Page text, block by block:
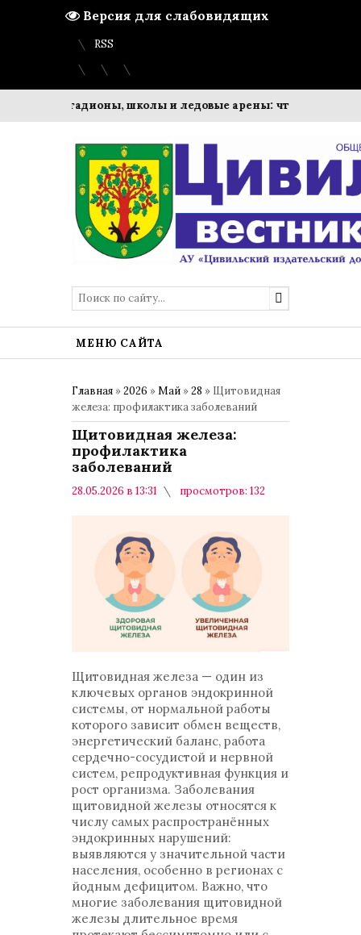
Версия для слабовидящих
Вход Регистрация
Карта сайта
RSS
Стадионы, школы и ледовые арены: что строит ПМК-8
МЕНЮ САЙТА
Главная »2026 »Май »28 » Щитовидная
железа: профилактика заболеваний
Щитовидная железа:
профилактика
заболеваний
28.05.2026 в 13:31
просмотров: 132
Щитовидная железа — один из
ключевых органов эндокринной
системы, от нормальной работы
которого зависит обмен веществ,
энергетический баланс, работа
сердечно-сосудистой и нервной
систем, репродуктивная функция и
рост организма. Заболевания
щитовидной железы относятся к
числу самых распространённых
эндокринных нарушений:
выявляются у значительной части
населения, особенно в регионах с
йодным дефицитом. Важно, что
многие заболевания щитовидной
железы длительное время